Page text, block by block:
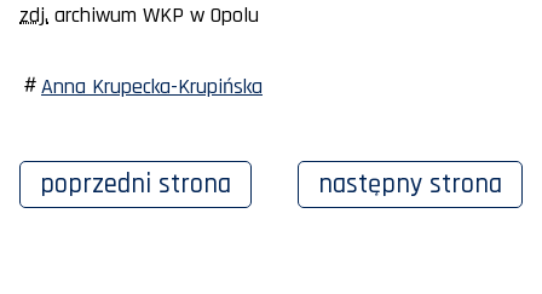
zdj. archiwum WKP w Opolu
Anna Krupecka-Krupińska
poprzedni strona następny strona